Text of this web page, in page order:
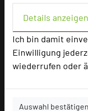
Details anzeigen
Ich bin damit
Einwilligung
wiederrufen oder
Auswahl bestätigen
Hoteldaten
Max.
Tagungsräume